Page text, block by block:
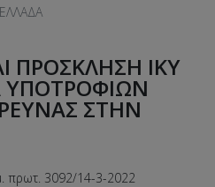
ΠΡΟΣΚΛΗΣΗ ΙΚΥ
ΥΠΟΤΡΟΦΙΩΝ
ΣΤΗΝ
πρωτ. 3092/14-3-2022